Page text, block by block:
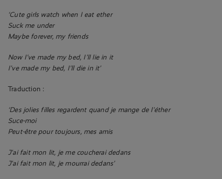
‘Cute girls watch when I eat ether
Suck me under
Maybe forever, my friends
Now I’ve made my bed, I’ll lie in it
I’ve made my bed, I’ll die in it’
Traduction :
‘Des jolies filles regardent quand je mange de l’éther
Suce-moi
Peut-être pour toujours, mes amis
J’ai fait mon lit, je me coucherai dedans
J’ai fait mon lit, je mourrai dedans’